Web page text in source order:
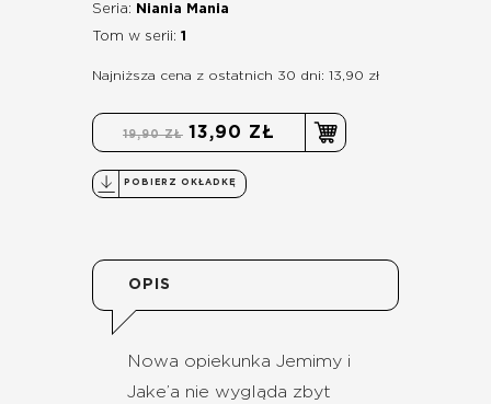
Seria:
Niania Mania
Tom w serii: 1
Najniższa cena z ostatnich 30 dni: 13,90 zł
19,90 ZŁ 13,90 ZŁ
POBIERZ OKŁADKĘ
OPIS
Nowa opiekunka Jemimy i
Jake’a nie wygląda zbyt